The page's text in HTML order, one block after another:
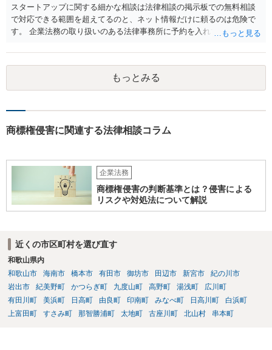
スタートアップに関する細かな相談は法律相談の掲示板での無料相談
で対応できる範囲を超えてるのと、ネット情報だけに頼るのは危険で
す。 企業法務の取り扱いのある法律事務所に予約を入れて、リーガル
す。
もっとみる
商標権侵害に関連する法律相談コラム
企業法務
商標権侵害の判断基準とは？侵害による
リスクや対処法について解説
近くの市区町村を選び直す
和歌山県内
和歌山市
海南市 橋本市 有田市 御坊市 田辺市 新宮市
紀の川市
岩出市
紀美野町 かつらぎ町 九度山町 高野町 湯浅町
広川町
有田川町
美浜町 日高町 由良町 印南町 みなべ町 日高川町
白浜町
上富田町
すさみ町 那智勝浦町 太地町 古座川町 北山村 串本町